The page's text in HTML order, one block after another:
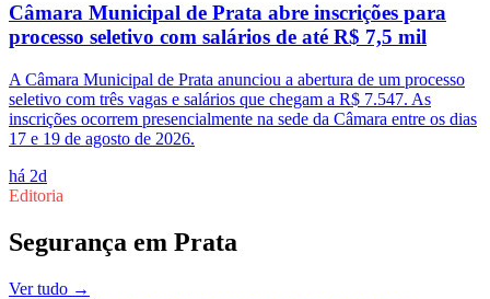
Câmara Municipal de Prata abre inscrições para
processo seletivo com salários de até R$ 7,5 mil
A Câmara Municipal de Prata anunciou a abertura de um processo
seletivo com três vagas e salários que chegam a R$ 7.547. As
inscrições ocorrem presencialmente na sede da Câmara entre os dias
17 e 19 de agosto de 2026.
há 2d
Editoria
Segurança em Prata
Ver tudo →